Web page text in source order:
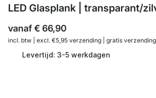
LED Glasplank | transparant/
vanaf€ 66,90
incl. btw | excl. €5,95 verzending | gratis
Levertijd: 3-5 werkdagen